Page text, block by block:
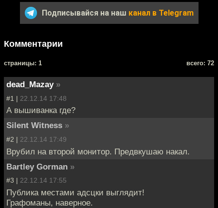
Подписывайся на наш канал в Telegram
Комментарии
cтраницы: 1 всего: 72
dead_Mazay »
#1 | 22.12.14 17:48
А вышиванка где?
Silent Witness »
#2 | 22.12.14 17:49
Врубил на второй монитор. Предвкушаю накал.
Bartley Gorman »
#3 | 22.12.14 17:55
Публика местами адсцки выглядит!
Графоманы, наверное.